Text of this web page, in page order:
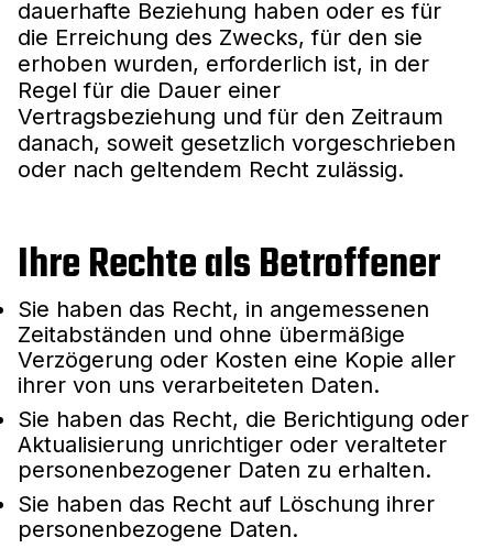
dauerhafte Beziehung haben oder es für
die Erreichung des Zwecks, für den sie
erhoben wurden, erforderlich ist, in der
Regel für die Dauer einer
Vertragsbeziehung und für den Zeitraum
danach, soweit gesetzlich vorgeschrieben
oder nach geltendem Recht zulässig.
Ihre Rechte als Betroffener
Sie haben das Recht, in angemessenen
Zeitabständen und ohne übermäßige
Verzögerung oder Kosten eine Kopie aller
ihrer von uns verarbeiteten Daten.
Sie haben das Recht, die Berichtigung oder
Aktualisierung unrichtiger oder veralteter
personenbezogener Daten zu erhalten.
Sie haben das Recht auf Löschung ihrer
personenbezogene Daten.